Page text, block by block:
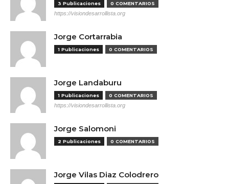
3 Publicaciones 0 COMENTARIOS
https://visiondesarrollista.org
Jorge Cortarrabia
1 Publicaciones 0 COMENTARIOS
Jorge Landaburu
1 Publicaciones 0 COMENTARIOS
https://visiondesarrollista.org
Jorge Salomoni
2 Publicaciones 0 COMENTARIOS
Jorge Vilas Diaz Colodrero